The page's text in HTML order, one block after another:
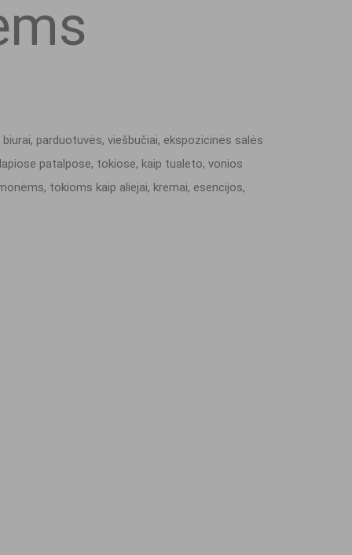
parduotuvės, viešbučiai, ekspozicinės salės
patalpose, tokiose, kaip tualeto, vonios
tokioms kaip aliejai, kremai, esencijos,